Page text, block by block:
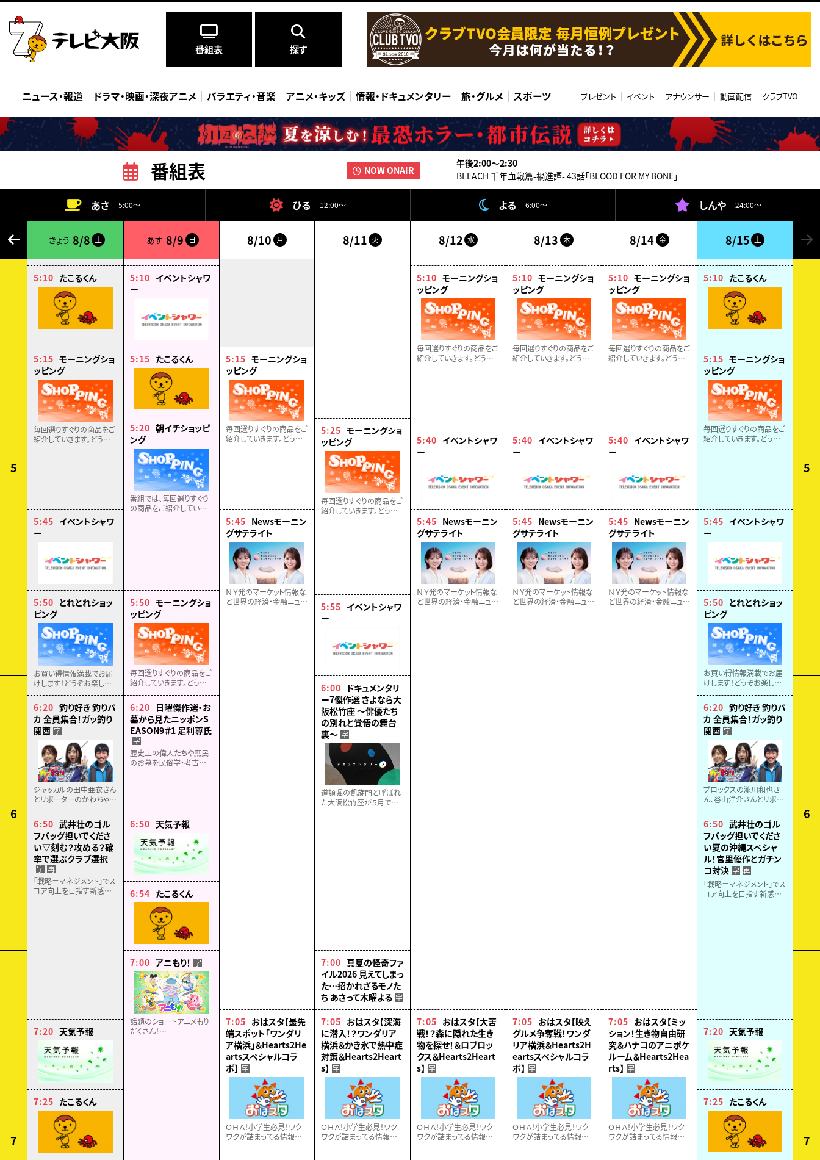
番組表 探す
ニュース・報道 ドラマ・映画・深夜アニメ バラエティ・音楽 アニメ・キッズ 情報・ ドキュメンタリー 旅・グルメ スポーツ プレゼント イベント アナウンサー 動画配信 クラブTVO
番組表 NOW ONAIR
午後2:00〜2:30
BLEACH 千年血戦篇-禍進譚- 43話「BLOOD FOR MY BONE」
きょう 8/8 土 あす 8/9 日 8/10 月 8/11 火 8/12 水 8/13 木 8/14 金 8/15 土
あさ 5:00～ ひる 12:00～ よる 6:00～ しんや 24:00～
5
5:10 たこるくん
5:15 モーニングショ
ッピング
毎回選りすぐりの商品をご
紹介していきます。どうぞ
5:45 イベントシャワ
ー
5:50 とれとれショッ
ピング
お買い得情報満載でお届
けします！どうぞお楽しみ
に！
6
6:20 釣り好き 釣りバ
カ 全員集合！ガッ釣り
関西 字
ジャッカルの田中亜衣さん
とリポーターのかわちゃん
が和歌山県・印南でイカメ
タルに挑戦。スッテを手に
した2人はスルメイカを釣
ることができるのか？！
6:50 武井壮のゴル
フバッグ担いでくださ
い▽刻む？攻める？確
率で選ぶクラブ選択
字 再
「戦略＝マネジメント」でス
コア向上を目指す新感覚
7
7:20 天気予報
7:25 たこるくん
5:10 イベントシャワ
ー
5:15 たこるくん
5:20 朝イチショッピ
ング
番組では、毎回選りすぐり
の商品をご紹介していきま
5:50 モーニングショ
ッピング
毎回選りすぐりの商品をご
紹介していきます。どうぞ
6:20 日曜傑作選・お
墓から見たニッポンS
EASON9＃1 足利尊氏
字
歴史上の偉人たちや庶民
のお墓を民俗学・考古学・
見えてきます。
6:50 天気予報
6:54 たこるくん
7:00 アニもり！ 字
話題のショートアニメもり
だくさん！
5:15 モーニングショ
ッピング
毎回選りすぐりの商品をご
紹介していきます。どうぞ
5:45 Newsモーニン
グサテライト
ＮＹ発のマーケット情報な
ど世界の経済・金融ニュー
7:05 おはスタ【最先
端スポット「ワンダリ
ア横浜」＆Hearts2He
artsスペシャルコラ
ボ】 字
ＯＨＡ！小学生必見！ワク
ワクが詰まってる情報ステ
5:25 モーニングショ
ッピング
毎回選りすぐりの商品をご
紹介していきます。どうぞ
5:55 イベントシャワ
ー
6:00 ドキュメンタリ
ー7傑作選 さよなら大
阪松竹座 ～俳優たち
の別れと覚悟の舞台
裏～ 字
道頓堀の凱旋門と呼ばれ
た大阪松竹座が５月で閉
7:00 真夏の怪奇ファ
イル2026 見えてしまっ
た…招かれざるモノた
ち あさって木曜よる 字
7:05 おはスタ【深海
に潜入！？ワンダリア
横浜＆かき氷で熱中症
対策＆Hearts2Heart
s】 字
ＯＨＡ！小学生必見！ワク
ワクが詰まってる情報ステ
5:10 モーニングショ
ッピング
毎回選りすぐりの商品をご
紹介していきます。どうぞ
5:40 イベントシャワ
ー
5:45 Newsモーニン
グサテライト
ＮＹ発のマーケット情報な
ど世界の経済・金融ニュー
7:05 おはスタ【大苦
戦！？森に隠れた生き
物を探せ！＆ロブロッ
クス＆Hearts2Heart
s】 字
ＯＨＡ！小学生必見！ワク
ワクが詰まってる情報ステ
5:10 モーニングショ
ッピング
毎回選りすぐりの商品をご
紹介していきます。どうぞ
5:40 イベントシャワ
ー
5:45 Newsモーニン
グサテライト
ＮＹ発のマーケット情報な
ど世界の経済・金融ニュー
7:05 おはスタ【映え
グルメ争奪戦！ワンダ
リア横浜＆Hearts2H
eartsスペシャルコラ
ボ】 字
ＯＨＡ！小学生必見！ワク
ワクが詰まってる情報ステ
5:10 モーニングショ
ッピング
毎回選りすぐりの商品をご
紹介していきます。どうぞ
5:40 イベントシャワ
ー
5:45 Newsモーニン
グサテライト
ＮＹ発のマーケット情報な
ど世界の経済・金融ニュー
7:05 おはスタ【ミッ
ション！生き物自由研
究＆ハナコのアニポケ
ルーム＆Hearts2Hea
rts】 字
ＯＨＡ！小学生必見！ワク
ワクが詰まってる情報ステ
5
5:10 たこるくん
5:15 モーニングショ
ッピング
毎回選りすぐりの商品をご
紹介していきます。どうぞ
5:45 イベントシャワ
ー
5:50 とれとれショッ
ピング
お買い得情報満載でお届
けします！どうぞお楽しみ
6
6:20 釣り好き 釣りバ
カ 全員集合！ガッ釣り
関西 字
プロックスの瀧川和也さ
ん、谷山洋介さんとリポー
に挑戦。南紀・白浜沖は水
深も浅く入門者にも最適。
美味しいイカの大量ゲット
なるか？！
6:50 武井壮のゴル
フバッグ担いでくださ
い夏の沖縄スペシャ
ル！宮里優作とガチン
コ対決 字 再
「戦略＝マネジメント」でス
コア向上を目指す新感覚
7
7:20 天気予報
7:25 たこるくん